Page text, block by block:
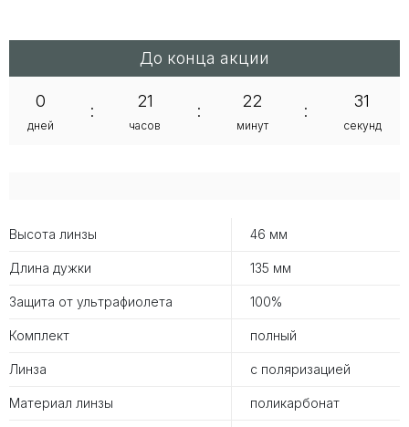
Высота линзы 46 мм
Длина дужки 135 мм
Защита от ультрафиолета 100%
Комплект полный
Линза с поляризацией
Материал линзы поликарбонат
До конца акции
0
дней
:
21
часов
:
22
минут
:
31
секунд